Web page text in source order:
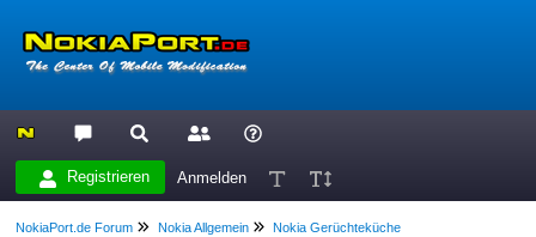
Registrieren Anmelden
NokiaPort.de Forum Nokia Allgemein Nokia Gerüchteküche